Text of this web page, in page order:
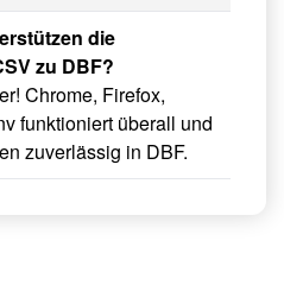
die
zu DBF?
Chrome, Firefox,
funktioniert überall und
zuverlässig in DBF.